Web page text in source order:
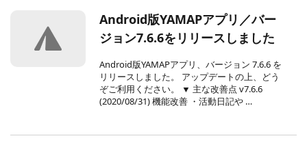
Android版YAMAPアプリ／バー
ジョン7.6.6をリリースしました
Android版YAMAPアプリ、バージョン 7.6.6 を
リリースしました。 アップデートの上、どう
ぞご利用ください。 ▼ 主な改善点 v7.6.6
(2020/08/31) 機能改善 ・活動日記や …